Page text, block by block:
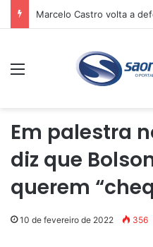
Menu
Em palestra
diz que
querem
10 de fevereiro de 2022 356